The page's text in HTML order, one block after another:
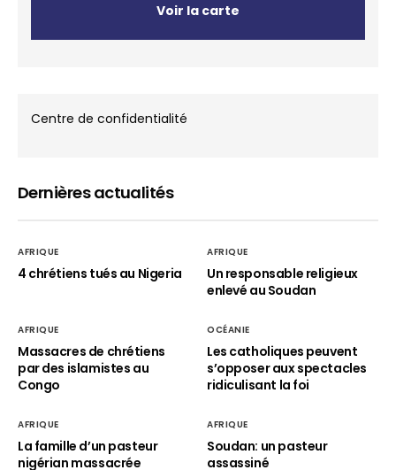
Voir la carte
Centre de confidentialité
Dernières actualités
AFRIQUE
4 chrétiens tués au Nigeria
AFRIQUE
Un responsable religieux
enlevé au Soudan
AFRIQUE
Massacres de chrétiens
par des islamistes au
Congo
OCÉANIE
Les catholiques peuvent
s’opposer aux spectacles
ridiculisant la foi
AFRIQUE
La famille d’un pasteur
nigérian massacrée
AFRIQUE
Soudan: un pasteur
assassiné